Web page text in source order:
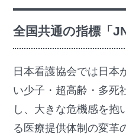
全国共通の指標「
日本看護協会では日本
い少子・超高齢・多死
し、大きな危機感を抱
る医療提供体制の変革